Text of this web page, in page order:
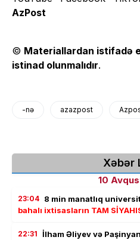
AzPost
© Materiallardan istifadə
istinad olunmalıdır.
-nə azazpost
Xəbər
10
23:04 8 min manatlıq
bahalı ixtisasların TAM
22:31 İlham Əliyev və